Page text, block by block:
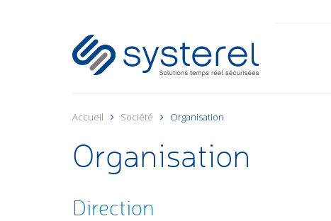
Accueil Société Organisation
Organisation
Direction